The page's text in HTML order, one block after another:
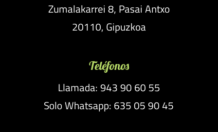
Zumalakarrei 8, Pasai Antxo
20110, Gipuzkoa
Teléfonos
Llamada: 943 90 60 55
Solo Whatsapp: 635 05 90 45